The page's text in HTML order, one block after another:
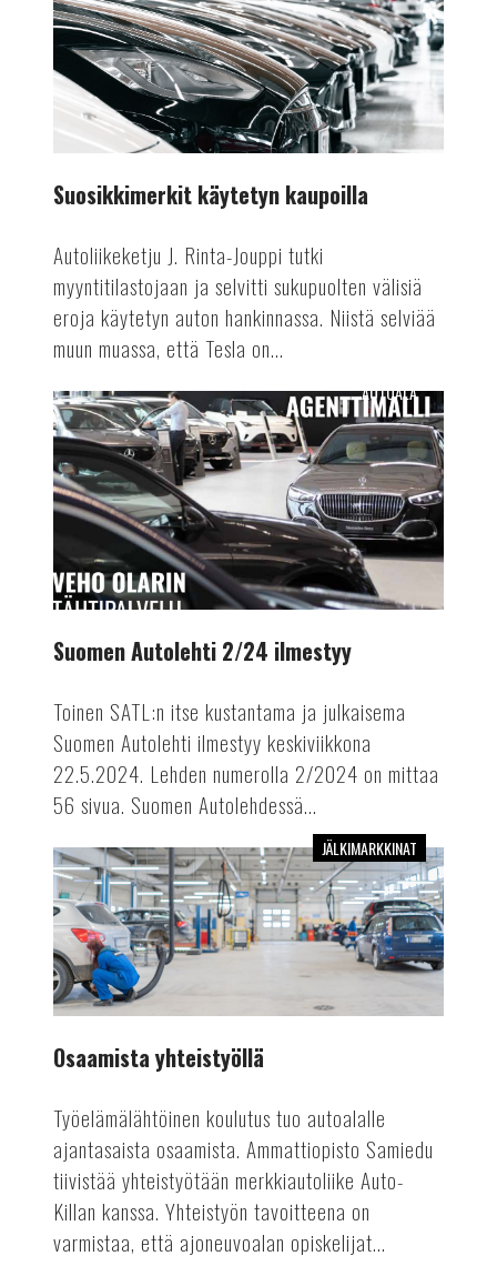
Suosikkimerkit käytetyn kaupoilla
Autoliikeketju J. Rinta-Jouppi tutki
myyntitilastojaan ja selvitti sukupuolten välisiä
eroja käytetyn auton hankinnassa. Niistä selviää
muun muassa, että Tesla on...
Suomen
Autolehti
2/24
ilmestyy
AUTOALA
Suomen Autolehti 2/24 ilmestyy
Toinen SATL:n itse kustantama ja julkaisema
Suomen Autolehti ilmestyy keskiviikkona
22.5.2024. Lehden numerolla 2/2024 on mittaa
56 sivua. Suomen Autolehdessä...
Osaamista
yhteistyöllä
JÄLKIMARKKINAT
Osaamista yhteistyöllä
Työelämälähtöinen koulutus tuo autoalalle
ajantasaista osaamista. Ammattiopisto Samiedu
tiivistää yhteistyötään merkkiautoliike Auto-
Killan kanssa. Yhteistyön tavoitteena on
varmistaa, että ajoneuvoalan opiskelijat...